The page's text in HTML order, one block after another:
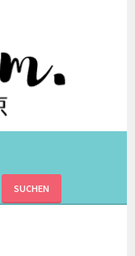
⇔ 東京
JAPANER.